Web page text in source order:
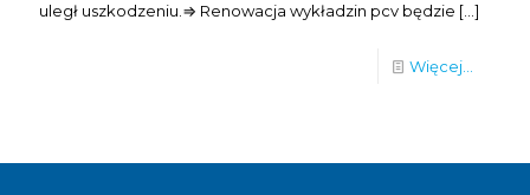
uległ uszkodzeniu.⇒ Renowacja wykładzin pcv będzie […]
Więcej...